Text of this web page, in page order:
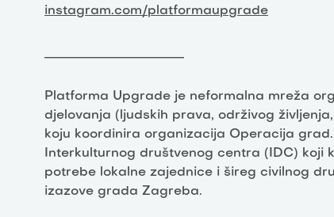
instagram.com/platformaupgrade
Platforma Upgrade je neformalna mreža
djelovanja (ljudskih prava, održivog
koju koordinira organizacija Operacija
Interkulturnog društvenog centra (IDC) koji
potrebe lokalne zajednice i šireg civilnog
izazove grada Zagreba.